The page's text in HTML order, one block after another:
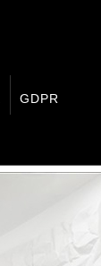
GDPR